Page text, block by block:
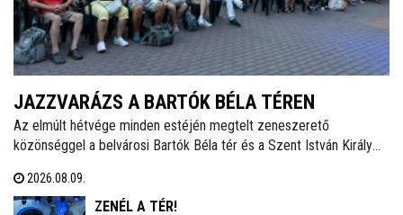
JAZZVARÁZS A BARTÓK BÉLA TÉREN
Az elmúlt hétvége minden estéjén megtelt zeneszerető
közönséggel a belvárosi Bartók Béla tér és a Szent István Király
Feszt várta a közönséget. A péntektől vasárnapig tartó
programsorozaton a jazz, a funky, a szving, a blues és a világzene
2026.08.09.
ZENÉL A TÉR!